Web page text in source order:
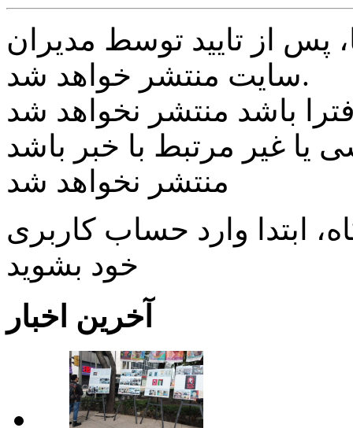
از تایید توسط مدیران
سایت منتشر خواهد شد.
یا غیر مرتبط با خبر باشد
منتشر نخواهد شد
ابتدا وارد حساب كاربری
خود بشويد
آخرین اخبار